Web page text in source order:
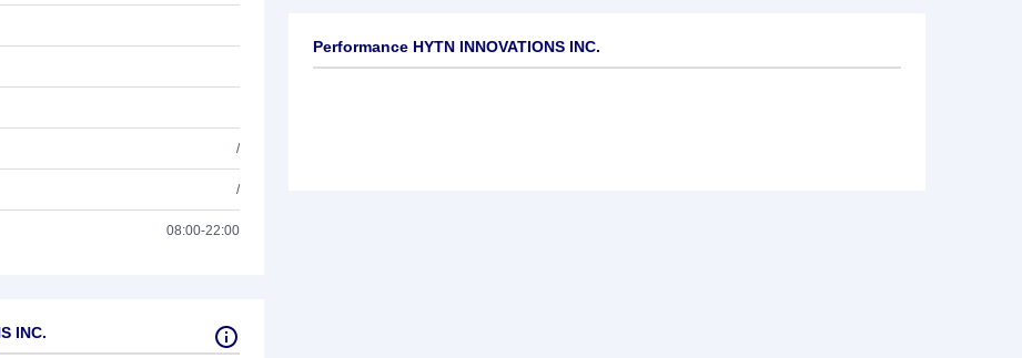
/
/
08:00-22:00
INC.
Performance HYTN INNOVATIONS INC.